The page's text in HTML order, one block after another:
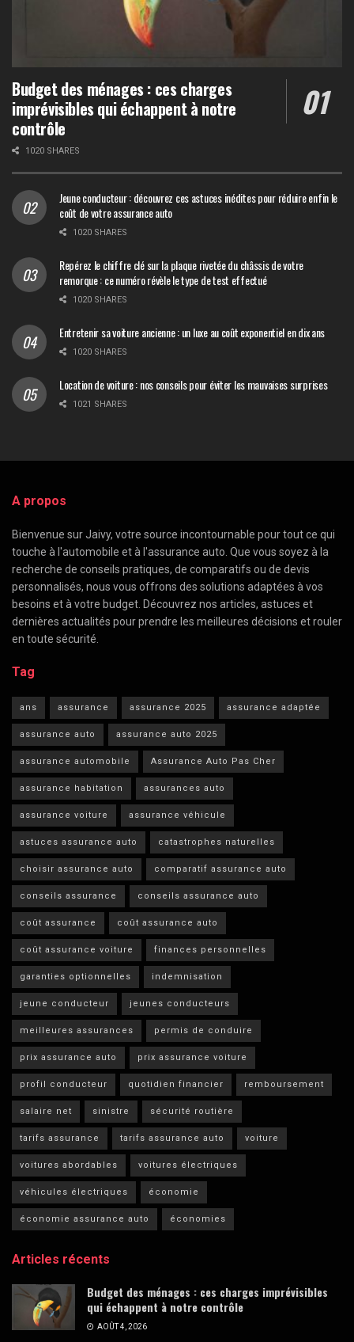
Budget des ménages : ces charges
imprévisibles qui échappent à notre
contrôle
1020 SHARES
Jeune conducteur : découvrez ces astuces inédites pour réduire enfin le
coût de votre assurance auto
1020 SHARES
Repérez le chiffre clé sur la plaque rivetée du châssis de votre
remorque : ce numéro révèle le type de test effectué
1020 SHARES
Entretenir sa voiture ancienne : un luxe au coût exponentiel en dix ans
1020 SHARES
Location de voiture : nos conseils pour éviter les mauvaises surprises
1021 SHARES
A propos
Bienvenue sur Jaivy, votre source incontournable pour tout ce qui
touche à l'automobile et à l'assurance auto. Que vous soyez à la
recherche de conseils pratiques, de comparatifs ou de devis
personnalisés, nous vous offrons des solutions adaptées à vos
besoins et à votre budget. Découvrez nos articles, astuces et
dernières actualités pour prendre les meilleures décisions et rouler
en toute sécurité.
Tag
ans assurance assurance 2025 assurance adaptée
assurance auto assurance auto 2025
assurance automobile Assurance Auto Pas Cher
assurance habitation assurances auto
assurance voiture assurance véhicule
astuces assurance auto catastrophes naturelles
choisir assurance auto comparatif assurance auto
conseils assurance conseils assurance auto
coût assurance coût assurance auto
coût assurance voiture finances personnelles
garanties optionnelles indemnisation
jeune conducteur jeunes conducteurs
meilleures assurances permis de conduire
prix assurance auto prix assurance voiture
profil conducteur quotidien financier remboursement
salaire net sinistre sécurité routière
tarifs assurance tarifs assurance auto voiture
voitures abordables voitures électriques
véhicules électriques économie
économie assurance auto économies
Articles récents
Budget des ménages : ces charges imprévisibles
qui échappent à notre contrôle
AOÛT 4, 2026